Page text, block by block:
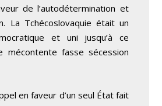
de l’autodétermination et
La Tchécoslovaquie était un
et uni jusqu’à ce
mécontente fasse sécession
en faveur d’un seul État fait